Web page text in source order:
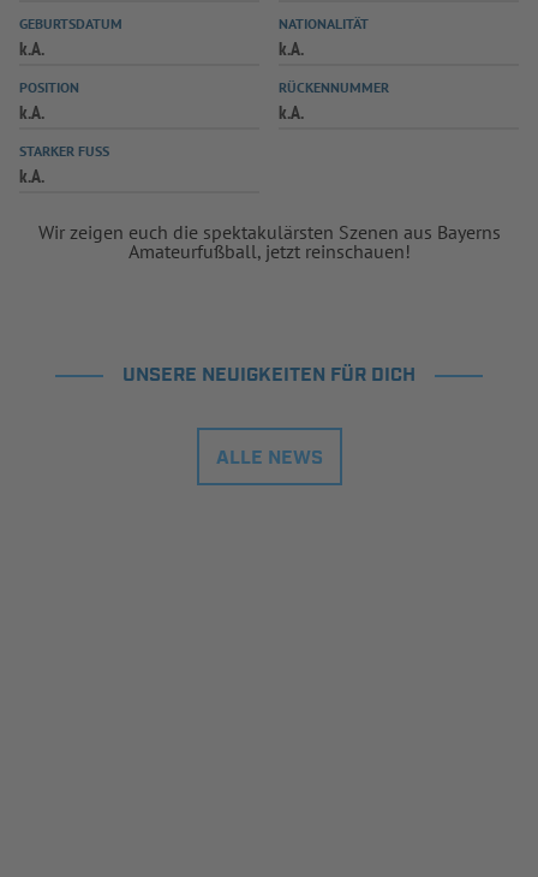
SPIELPLUS
GEBURTSDATUM
k.A.
NATIONALITÄT
k.A.
POSITION
k.A.
RÜCKENNUMMER
k.A.
STARKER FUSS
k.A.
Wir zeigen euch die spektakulärsten Szenen aus Bayerns
Amateurfußball, jetzt reinschauen!
UNSERE NEUIGKEITEN FÜR DICH
ALLE NEWS